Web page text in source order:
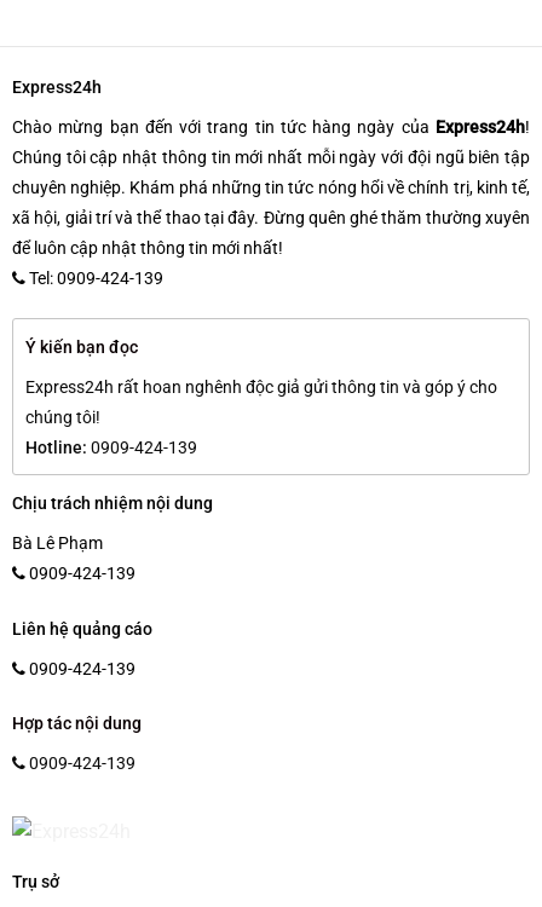
Express24h
Chào mừng bạn đến với trang tin tức hàng ngày của Express24h!
Chúng tôi cập nhật thông tin mới nhất mỗi ngày với đội ngũ biên tập
chuyên nghiệp. Khám phá những tin tức nóng hổi về chính trị, kinh tế,
xã hội, giải trí và thể thao tại đây. Đừng quên ghé thăm thường xuyên
để luôn cập nhật thông tin mới nhất!
Tel: 0909-424-139
Ý kiến bạn đọc
Express24h rất hoan nghênh độc giả gửi thông tin và góp ý cho
chúng tôi!
Hotline: 0909-424-139
Chịu trách nhiệm nội dung
Bà Lê Phạm
0909-424-139
Liên hệ quảng cáo
0909-424-139
Hợp tác nội dung
0909-424-139
Trụ sở